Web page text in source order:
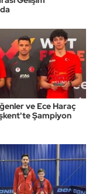
ve Ece Haraç
Şampiyon